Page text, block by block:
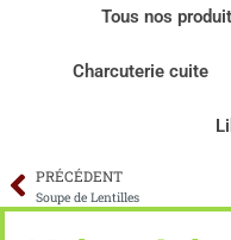
Tous nos
Charcuterie cuite
PRÉCÉDENT
Soupe de Lentilles